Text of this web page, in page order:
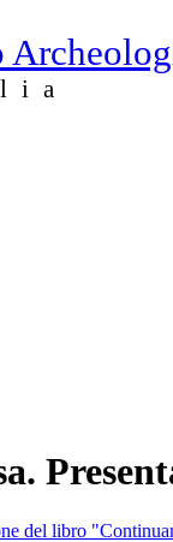
del libro